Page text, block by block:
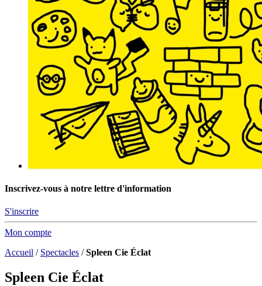
Inscrivez-vous à notre lettre d'information
S'inscrire
Mon compte
Accueil / Spectacles /Spleen Cie Éclat
Spleen Cie Éclat